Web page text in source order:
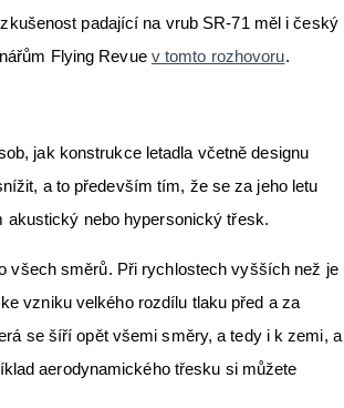
padající na vrub SR-71 měl i český
Flying Revue v tomto rozhovoru.
jak konstrukce letadla včetně designu
a to především tím, že se za jeho letu
nebo hypersonický třesk.
všech směrů. Při rychlostech vyšších než je
vzniku velkého rozdílu tlaku před a za
se šíří opět všemi směry, a tedy i k zemi, a
aerodynamického třesku si můžete